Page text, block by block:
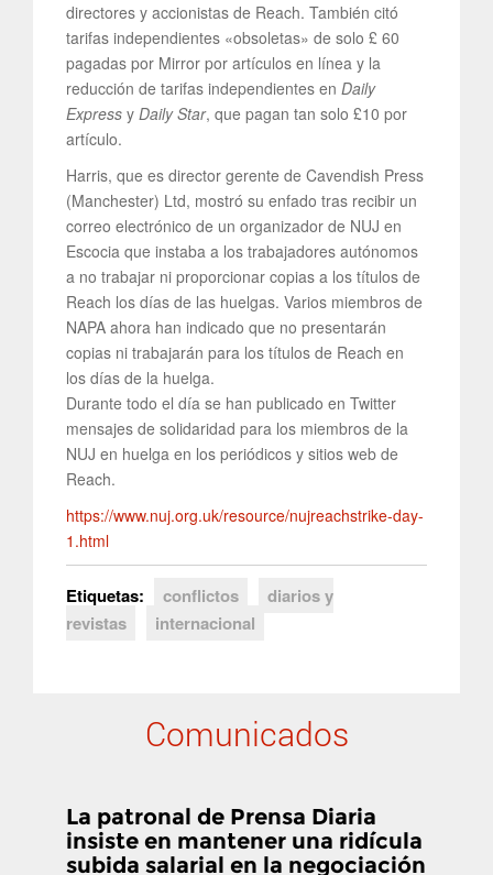
directores y accionistas de Reach. También citó
tarifas independientes «obsoletas» de solo £ 60
pagadas por Mirror por artículos en línea y la
reducción de tarifas independientes en Daily
Express y Daily Star, que pagan tan solo £10 por
artículo.
Harris, que es director gerente de Cavendish Press
(Manchester) Ltd, mostró su enfado tras recibir un
correo electrónico de un organizador de NUJ en
Escocia que instaba a los trabajadores autónomos
a no trabajar ni proporcionar copias a los títulos de
Reach los días de las huelgas. Varios miembros de
NAPA ahora han indicado que no presentarán
copias ni trabajarán para los títulos de Reach en
los días de la huelga.
Durante todo el día se han publicado en Twitter
mensajes de solidaridad para los miembros de la
NUJ en huelga en los periódicos y sitios web de
Reach.
https://www.nuj.org.uk/resource/nujreachstrike-day-
1.html
Etiquetas: conflictos
diarios y
revistas
internacional
Comunicados
La patronal de Prensa Diaria
insiste en mantener una ridícula
subida salarial en la negociación